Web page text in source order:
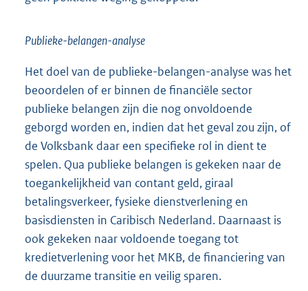
Publieke-belangen-analyse
Het doel van de publieke-belangen-analyse was het
beoordelen of er binnen de financiële sector
publieke belangen zijn die nog onvoldoende
geborgd worden en, indien dat het geval zou zijn, of
de Volksbank daar een specifieke rol in dient te
spelen. Qua publieke belangen is gekeken naar de
toegankelijkheid van contant geld, giraal
betalingsverkeer, fysieke dienstverlening en
basisdiensten in Caribisch Nederland. Daarnaast is
ook gekeken naar voldoende toegang tot
kredietverlening voor het MKB, de financiering van
de duurzame transitie en veilig sparen.